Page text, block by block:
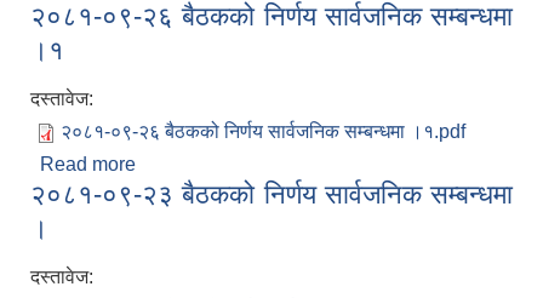
२०८१-०९-२६ बैठकको निर्णय सार्वजनिक सम्बन्धमा
।१
दस्तावेज:
२०८१-०९-२६ बैठकको निर्णय सार्वजनिक सम्बन्धमा ।१.pdf
Read more
।१
२०८१-०९-२३ बैठकको निर्णय सार्वजनिक सम्बन्धमा
।
दस्तावेज: